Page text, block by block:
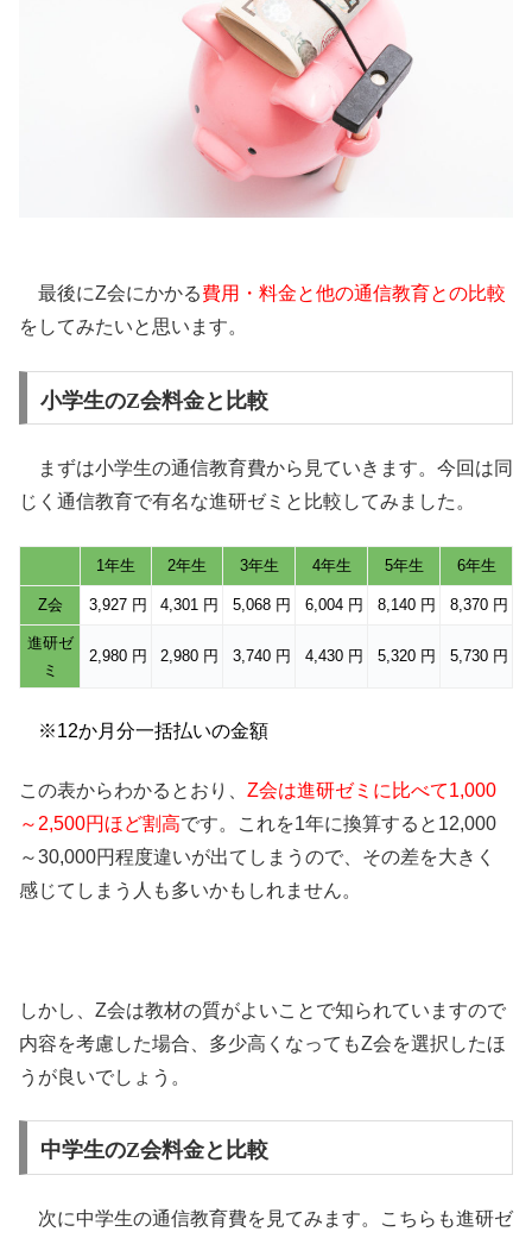
最後にZ会にかかる費用・料金と他の通信教育との比較
をしてみたいと思います。
小学生のZ会料金と比較
まずは小学生の通信教育費から見ていきます。今回は同
じく通信教育で有名な進研ゼミと比較してみました。
1年生 2年生 3年生 4年生 5年生 6年生
Z会 3,927 円 4,301 円 5,068 円 6,004 円 8,140 円 8,370 円
進研ゼ
ミ
2,980 円 2,980 円 3,740 円 4,430 円 5,320 円 5,730 円
※12か月分一括払いの金額
この表からわかるとおり、 Z会は進研ゼミに比べて1,000
～2,500円ほど割高です。これを1年に換算すると12,000
～30,000円程度違いが出てしまうので、その差を大きく
感じてしまう人も多いかもしれません。
しかし、Z会は教材の質がよいことで知られていますので
内容を考慮した場合、多少高くなってもZ会を選択したほ
うが良いでしょう。
中学生のZ会料金と比較
次に中学生の通信教育費を見てみます。こちらも進研ゼ